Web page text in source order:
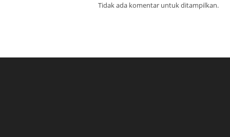
Tidak ada komentar untuk ditampilkan.